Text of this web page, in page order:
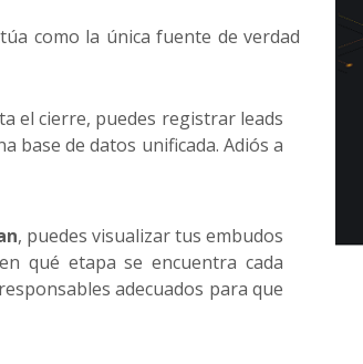
como la única fuente de verdad
el cierre, puedes registrar leads
base de datos unificada. Adiós a
, puedes visualizar tus embudos
qué etapa se encuentra cada
adecuados para que